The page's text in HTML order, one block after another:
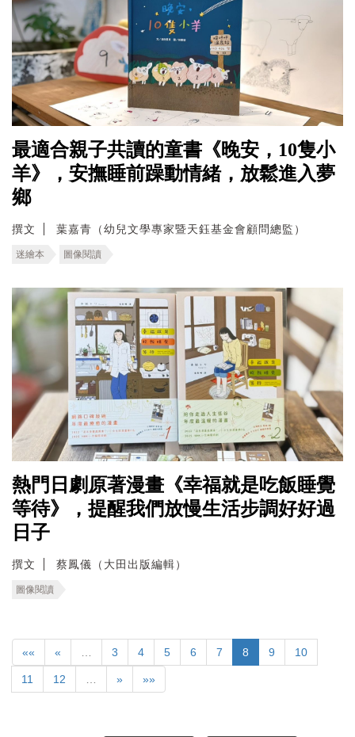
最適合親子共讀的童書《晚安，10隻小
羊》，安撫睡前躁動情緒，放鬆進入夢
鄉
撰文 葉嘉青（幼兒文學專家暨天鈺基金會顧問總監）
迷繪本 圖像閱讀
熱門日劇原著漫畫《幸福就是吃飯睡覺
等待》，提醒我們放慢生活步調好好過
日子
撰文 蔡鳳儀（大田出版編輯）
圖像閱讀
«« « 3 4 5 6 7 8 9 10
11 12 » »»